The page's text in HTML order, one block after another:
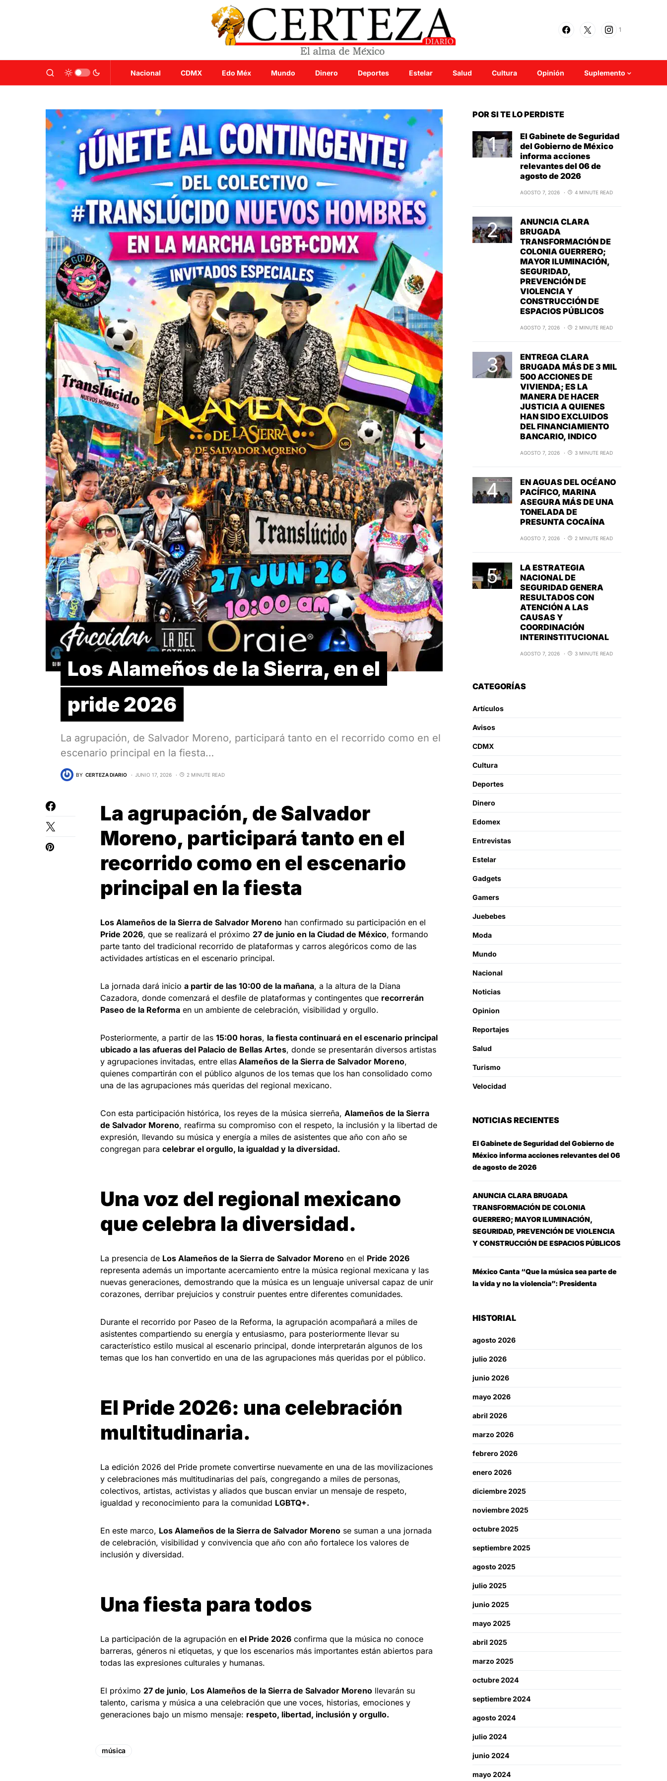
1
Nacional CDMX Edo Méx Mundo Dinero Deportes Estelar Salud Cultura Opinión Suplemento
Los Alameños de la Sierra, en el
pride 2026
La agrupación, de Salvador Moreno, participará tanto en el recorrido como en el
escenario principal en la fiesta…
BY CERTEZA DIARIO JUNIO 17, 2026 2 MINUTE READ
La agrupación, de Salvador
Moreno, participará tanto en el
recorrido como en el escenario
principal en la fiesta
Los Alameños de la Sierra de Salvador Moreno han confirmado su participación en el
Pride 2026, que se realizará el próximo 27 de junio en la Ciudad de México, formando
parte tanto del tradicional recorrido de plataformas y carros alegóricos como de las
actividades artísticas en el escenario principal.
La jornada dará inicio a partir de las 10:00 de la mañana, a la altura de la Diana
Cazadora, donde comenzará el desfile de plataformas y contingentes que recorrerán
Paseo de la Reforma en un ambiente de celebración, visibilidad y orgullo.
Posteriormente, a partir de las 15:00 horas, la fiesta continuará en el escenario principal
ubicado a las afueras del Palacio de Bellas Artes, donde se presentarán diversos artistas
y agrupaciones invitadas, entre ellas Alameños de la Sierra de Salvador Moreno,
quienes compartirán con el público algunos de los temas que los han consolidado como
una de las agrupaciones más queridas del regional mexicano.
Con esta participación histórica, los reyes de la música sierreña, Alameños de la Sierra
de Salvador Moreno, reafirma su compromiso con el respeto, la inclusión y la libertad de
expresión, llevando su música y energía a miles de asistentes que año con año se
congregan para celebrar el orgullo, la igualdad y la diversidad.
Una voz del regional mexicano
que celebra la diversidad.
La presencia de Los Alameños de la Sierra de Salvador Moreno en el Pride 2026
representa además un importante acercamiento entre la música regional mexicana y las
nuevas generaciones, demostrando que la música es un lenguaje universal capaz de unir
corazones, derribar prejuicios y construir puentes entre diferentes comunidades.
Durante el recorrido por Paseo de la Reforma, la agrupación acompañará a miles de
asistentes compartiendo su energía y entusiasmo, para posteriormente llevar su
característico estilo musical al escenario principal, donde interpretarán algunos de los
temas que los han convertido en una de las agrupaciones más queridas por el público.
El Pride 2026: una celebración
multitudinaria.
La edición 2026 del Pride promete convertirse nuevamente en una de las movilizaciones
y celebraciones más multitudinarias del país, congregando a miles de personas,
colectivos, artistas, activistas y aliados que buscan enviar un mensaje de respeto,
igualdad y reconocimiento para la comunidad LGBTQ+.
En este marco, Los Alameños de la Sierra de Salvador Moreno se suman a una jornada
de celebración, visibilidad y convivencia que año con año fortalece los valores de
inclusión y diversidad.
Una fiesta para todos
La participación de la agrupación en el Pride 2026 confirma que la música no conoce
barreras, géneros ni etiquetas, y que los escenarios más importantes están abiertos para
todas las expresiones culturales y humanas.
El próximo 27 de junio, Los Alameños de la Sierra de Salvador Moreno llevarán su
talento, carisma y música a una celebración que une voces, historias, emociones y
generaciones bajo un mismo mensaje: respeto, libertad, inclusión y orgullo.
música
POR SI TE LO PERDISTE
El Gabinete de Seguridad
del Gobierno de México
informa acciones
relevantes del 06 de
agosto de 2026
AGOSTO 7, 2026 4 MINUTE READ
ANUNCIA CLARA
BRUGADA
TRANSFORMACIÓN DE
COLONIA GUERRERO;
MAYOR ILUMINACIÓN,
SEGURIDAD,
PREVENCIÓN DE
VIOLENCIA Y
CONSTRUCCIÓN DE
ESPACIOS PÚBLICOS
AGOSTO 7, 2026 2 MINUTE READ
ENTREGA CLARA
BRUGADA MÁS DE 3 MIL
500 ACCIONES DE
VIVIENDA; ES LA
MANERA DE HACER
JUSTICIA A QUIENES
HAN SIDO EXCLUIDOS
DEL FINANCIAMIENTO
BANCARIO, INDICO
AGOSTO 7, 2026 3 MINUTE READ
EN AGUAS DEL OCÉANO
PACÍFICO, MARINA
ASEGURA MÁS DE UNA
TONELADA DE
PRESUNTA COCAÍNA
AGOSTO 7, 2026 2 MINUTE READ
LA ESTRATEGIA
NACIONAL DE
SEGURIDAD GENERA
RESULTADOS CON
ATENCIÓN A LAS
CAUSAS Y
COORDINACIÓN
INTERINSTITUCIONAL
AGOSTO 7, 2026 3 MINUTE READ
CATEGORÍAS
Artículos
Avisos
CDMX
Cultura
Deportes
Dinero
Edomex
Entrevistas
Estelar
Gadgets
Gamers
Juebebes
Moda
Mundo
Nacional
Noticias
Opinion
Reportajes
Salud
Turismo
Velocidad
NOTICIAS RECIENTES
El Gabinete de Seguridad del Gobierno de
México informa acciones relevantes del 06
de agosto de 2026
ANUNCIA CLARA BRUGADA
TRANSFORMACIÓN DE COLONIA
GUERRERO; MAYOR ILUMINACIÓN,
SEGURIDAD, PREVENCIÓN DE VIOLENCIA
Y CONSTRUCCIÓN DE ESPACIOS PÚBLICOS
México Canta “Que la música sea parte de
la vida y no la violencia”: Presidenta
HISTORIAL
agosto 2026
julio 2026
junio 2026
mayo 2026
abril 2026
marzo 2026
febrero 2026
enero 2026
diciembre 2025
noviembre 2025
octubre 2025
septiembre 2025
agosto 2025
julio 2025
junio 2025
mayo 2025
abril 2025
marzo 2025
octubre 2024
septiembre 2024
agosto 2024
julio 2024
junio 2024
mayo 2024